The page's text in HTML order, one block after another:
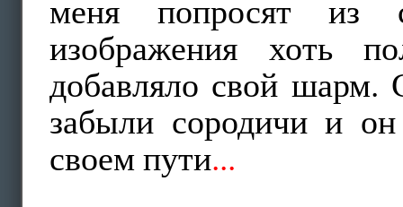
меня попросят из
изображения хоть
добавляло свой шарм.
забыли сородичи и
своем пути...